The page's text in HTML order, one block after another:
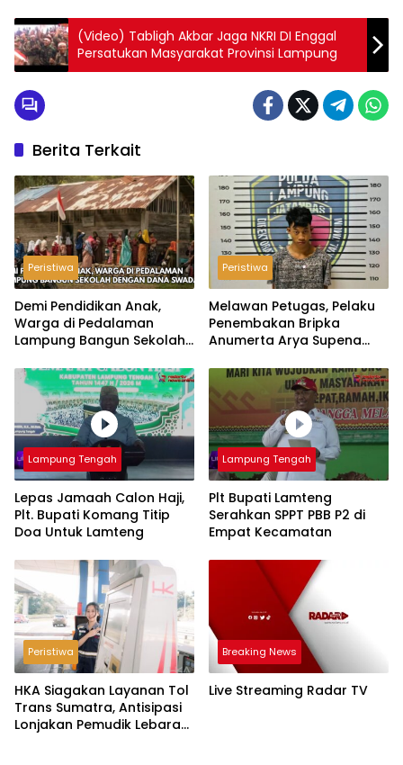
(Video) Tabligh Akbar Jaga NKRI DI Enggal
Persatukan Masyarakat Provinsi Lampung
Berita Terkait
Peristiwa
Demi Pendidikan Anak,
Warga di Pedalaman
Lampung Bangun Sekolah
Peristiwa
Melawan Petugas, Pelaku
Penembakan Bripka
Anumerta Arya Supena
Hantu
Lampung Tengah
Lepas Jamaah Calon Haji,
Plt. Bupati Komang Titip
Doa Untuk Lamteng
Lampung Tengah
Plt Bupati Lamteng
Serahkan SPPT PBB P2 di
Empat Kecamatan
Peristiwa
HKA Siagakan Layanan Tol
Trans Sumatra, Antisipasi
Lonjakan Pemudik Lebaran
Breaking News
Live Streaming Radar TV